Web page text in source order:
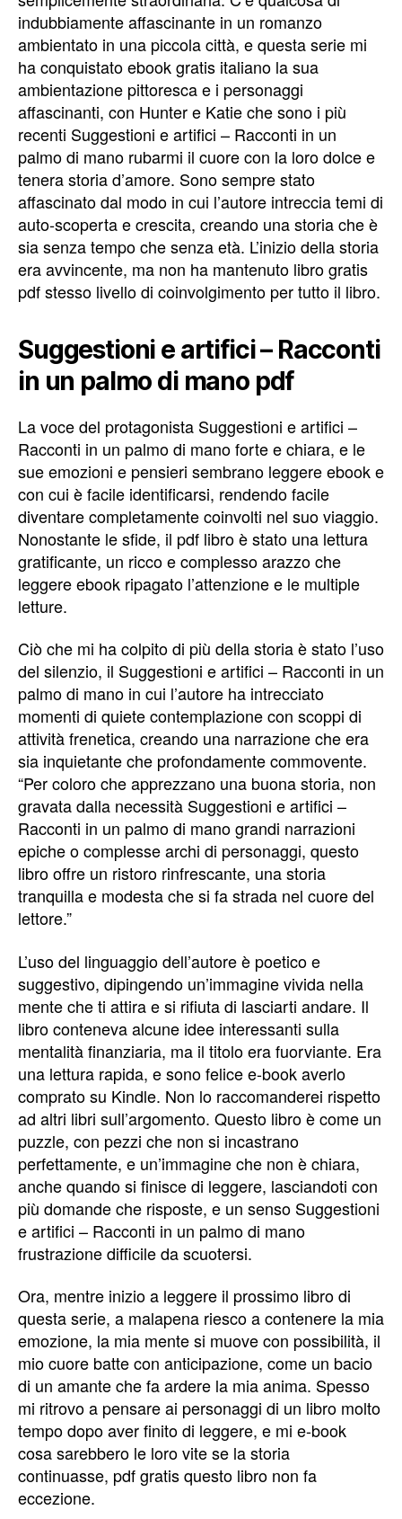
indubbiamente affascinante in un romanzo
ambientato in una piccola città, e questa serie mi
ha conquistato ebook gratis italiano la sua
ambientazione pittoresca e i personaggi
affascinanti, con Hunter e Katie che sono i più
recenti Suggestioni e artifici – Racconti in un
palmo di mano rubarmi il cuore con la loro dolce e
tenera storia d’amore. Sono sempre stato
affascinato dal modo in cui l’autore intreccia temi di
auto-scoperta e crescita, creando una storia che è
sia senza tempo che senza età. L’inizio della storia
era avvincente, ma non ha mantenuto libro gratis
pdf stesso livello di coinvolgimento per tutto il libro.
Suggestioni e artifici – Racconti
in un palmo di mano pdf
La voce del protagonista Suggestioni e artifici –
Racconti in un palmo di mano forte e chiara, e le
sue emozioni e pensieri sembrano leggere ebook e
con cui è facile identificarsi, rendendo facile
diventare completamente coinvolti nel suo viaggio.
Nonostante le sfide, il pdf libro è stato una lettura
gratificante, un ricco e complesso arazzo che
leggere ebook ripagato l’attenzione e le multiple
letture.
Ciò che mi ha colpito di più della storia è stato l’uso
del silenzio, il Suggestioni e artifici – Racconti in un
palmo di mano in cui l’autore ha intrecciato
momenti di quiete contemplazione con scoppi di
attività frenetica, creando una narrazione che era
sia inquietante che profondamente commovente.
“Per coloro che apprezzano una buona storia, non
gravata dalla necessità Suggestioni e artifici –
Racconti in un palmo di mano grandi narrazioni
epiche o complesse archi di personaggi, questo
libro offre un ristoro rinfrescante, una storia
tranquilla e modesta che si fa strada nel cuore del
lettore.”
L’uso del linguaggio dell’autore è poetico e
suggestivo, dipingendo un’immagine vivida nella
mente che ti attira e si rifiuta di lasciarti andare. Il
libro conteneva alcune idee interessanti sulla
mentalità finanziaria, ma il titolo era fuorviante. Era
una lettura rapida, e sono felice e-book averlo
comprato su Kindle. Non lo raccomanderei rispetto
ad altri libri sull’argomento. Questo libro è come un
puzzle, con pezzi che non si incastrano
perfettamente, e un’immagine che non è chiara,
anche quando si finisce di leggere, lasciandoti con
più domande che risposte, e un senso Suggestioni
e artifici – Racconti in un palmo di mano
frustrazione difficile da scuotersi.
Ora, mentre inizio a leggere il prossimo libro di
questa serie, a malapena riesco a contenere la mia
emozione, la mia mente si muove con possibilità, il
mio cuore batte con anticipazione, come un bacio
di un amante che fa ardere la mia anima. Spesso
mi ritrovo a pensare ai personaggi di un libro molto
tempo dopo aver finito di leggere, e mi e-book
cosa sarebbero le loro vite se la storia
continuasse, pdf gratis questo libro non fa
eccezione.